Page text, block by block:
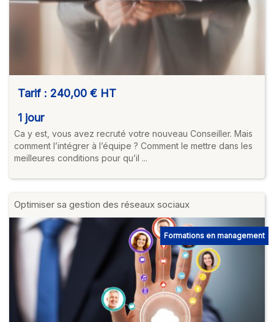
Tarif : 240,00 € HT
1 jour
Ca y est, vous avez recruté votre nouveau Conseiller. Mais
comment l’intégrer à l’équipe ? Comment le mettre dans les
meilleures conditions pour qu’il ...
Optimiser sa gestion des réseaux sociaux
Formations en management